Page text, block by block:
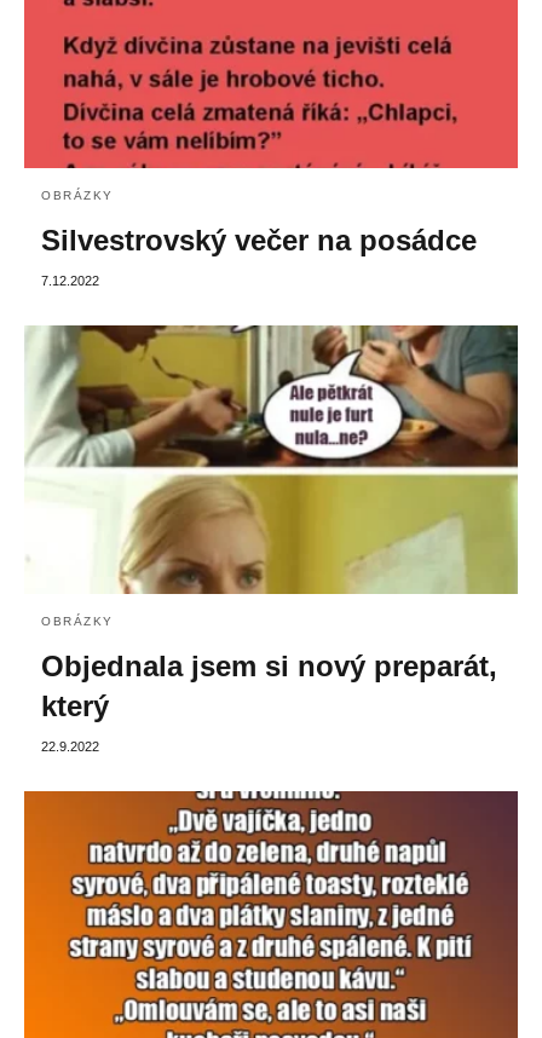
OBRÁZKY
Silvestrovský večer na posádce
7.12.2022
OBRÁZKY
Objednala jsem si nový preparát,
který
22.9.2022